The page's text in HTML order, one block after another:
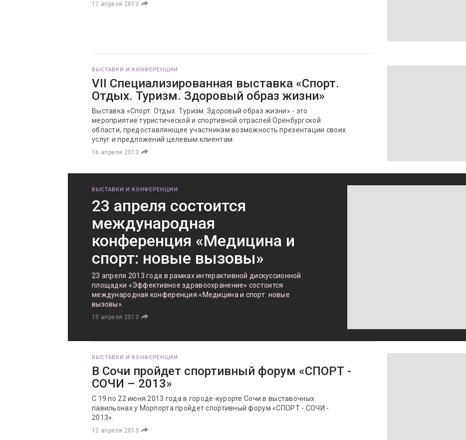
17 апреля 2013
ВЫСТАВКИ И КОНФЕРЕНЦИИ
VII Специализированная выставка «Спорт.
Отдых. Туризм. Здоровый образ жизни»
Выставка «Спорт. Отдых. Туризм. Здоровый образ жизни» - это
мероприятие туристической и спортивной отраслей Оренбургской
области, предоставляющее участникам возможность презентации своих
услуг и предложений целевым клиентам.
16 апреля 2013
ВЫСТАВКИ И КОНФЕРЕНЦИИ
23 апреля состоится
международная
конференция «Медицина и
спорт: новые вызовы»
23 апреля 2013 года в рамках интерактивной дискуссионной
площадки «Эффективное здравоохранение» состоится
международная конференция «Медицина и спорт: новые
вызовы».
15 апреля 2013
ВЫСТАВКИ И КОНФЕРЕНЦИИ
В Сочи пройдет спортивный форум «СПОРТ -
СОЧИ – 2013»
С 19 по 22 июня 2013 года в городе-курорте Сочи в выставочных
павильонах у Морпорта пройдет спортивный форум «СПОРТ - СОЧИ -
2013».
12 апреля 2013